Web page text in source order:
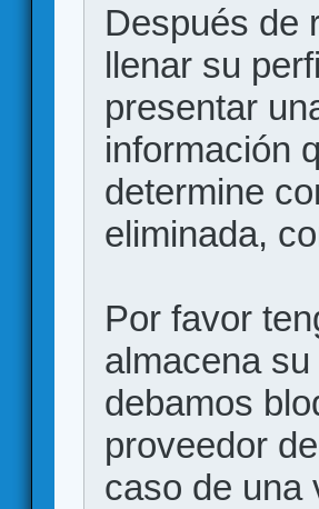
Después de
llenar su
presentar
información
determine
eliminada,
Por favor
almacena
debamos
proveedor
caso de una